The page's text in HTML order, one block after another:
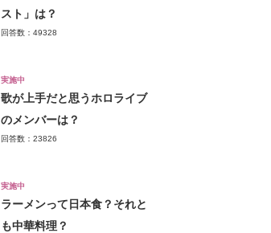
スト」は？
回答数：49328
実施中
歌が上手だと思うホロライブ
のメンバーは？
回答数：23826
実施中
ラーメンって日本食？それと
も中華料理？